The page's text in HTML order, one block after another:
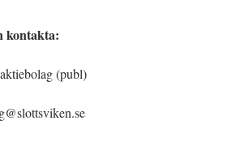
kontakta:
(publ)